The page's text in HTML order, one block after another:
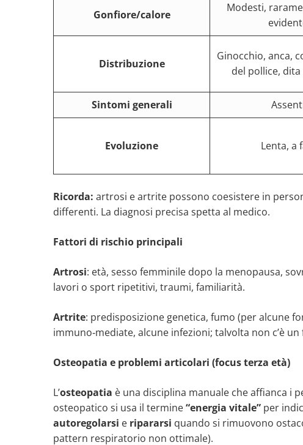
Gonfiore/calore
Modesti,
Distribuzione
Ginocchio, anca,
del pollice,
Sintomi generali
Evoluzione Lenta, a
Ricorda: artrosi e artrite possono coesistere in
differenti. La diagnosi precisa spetta al medico.
Fattori di rischio principali
Artrosi: età, sesso femminile dopo la menopausa,
lavori o sport ripetitivi, traumi, familiarità.
Artrite: predisposizione genetica, fumo (per alcune
immuno‑mediate, alcune infezioni; talvolta non c’è
Osteopatia e problemi articolari (focus terza età)
L’osteopatia è una disciplina manuale che affianca i
osteopatico si usa il termine“energia vitale” per
autoregolarsi e ripararsi quando si rimuovono
pattern respiratorio non ottimale).